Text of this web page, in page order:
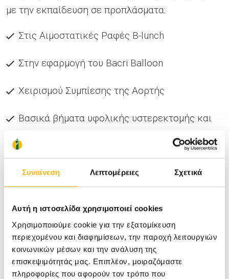
Συναίνεση Λεπτομέρειες Σχετικά
Αυτή η ιστοσελίδα χρησιμοποιεί cookies
Χρησιμοποιούμε cookie για την εξατομίκευση
περιεχομένου και διαφημίσεων, την παροχή λειτουργιών
κοινωνικών μέσων και την ανάλυση της
επισκεψιμότητάς μας. Επιπλέον, μοιραζόμαστε
πληροφορίες που αφορούν τον τρόπο που
με την εκπαίδευση σε προπλάσματα:
Στις Αιμοστατικές Ραφές B-lunch
Στην εφαρμογή του Bacri Balloon
Χειρισμού Συμπίεσης της Αορτής
Βασικά βήματα υφολικής υστερεκτομής και
Για την εγγραφή σας μπορείτε να υποβάλετε τα
στοιχεία σας στο ακόλουθο link:
https://bit.ly/48dW5ay
Για περαιτέρω πληροφορίες μπορείτε να